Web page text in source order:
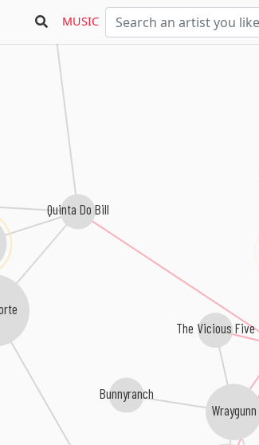
MUSIC
The Vicious Five
Quinta Do Bill
Wraygunn
Bunnyranch